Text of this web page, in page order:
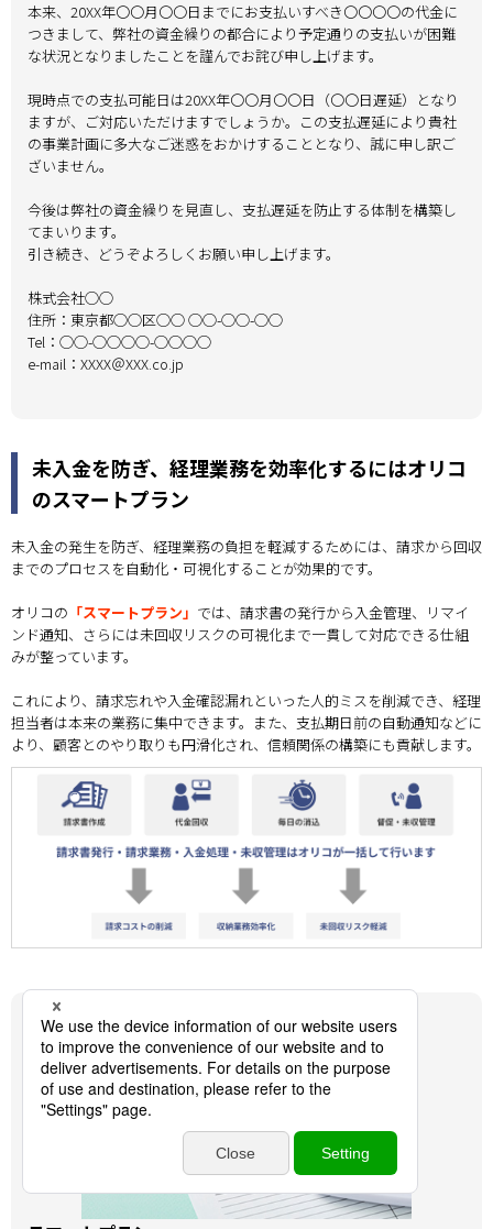
本来、20XX年〇〇月〇〇日までにお支払いすべき〇〇〇〇の代金に
つきまして、弊社の資金繰りの都合により予定通りの支払いが困難
な状況となりましたことを謹んでお詫び申し上げます。
現時点での支払可能日は20XX年〇〇月〇〇日（〇〇日遅延）となり
ますが、ご対応いただけますでしょうか。この支払遅延により貴社
の事業計画に多大なご迷惑をおかけすることとなり、誠に申し訳ご
ざいません。
今後は弊社の資金繰りを見直し、支払遅延を防止する体制を構築し
てまいります。
引き続き、どうぞよろしくお願い申し上げます。
株式会社◯◯
住所：東京都◯◯区◯◯ ◯◯-◯◯-◯◯
Tel：◯◯-◯◯◯◯-◯◯◯◯
e-mail：XXXX＠XXX.co.jp
未入金を防ぎ、経理業務を効率化するにはオリコ
のスマートプラン
未入金の発生を防ぎ、経理業務の負担を軽減するためには、請求から回収
までのプロセスを自動化・可視化することが効果的です。
オリコの 「スマートプラン」 では、請求書の発行から入金管理、リマイ
ンド通知、さらには未回収リスクの可視化まで一貫して対応できる仕組
みが整っています。
これにより、請求忘れや入金確認漏れといった人的ミスを削減でき、経理
担当者は本来の業務に集中できます。また、支払期日前の自動通知などに
より、顧客とのやり取りも円滑化され、信頼関係の構築にも貢献します。